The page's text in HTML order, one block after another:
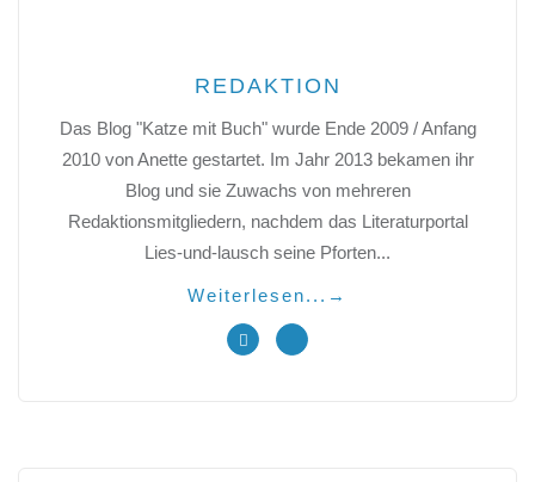
REDAKTION
Das Blog "Katze mit Buch" wurde Ende 2009 / Anfang
2010 von Anette gestartet. Im Jahr 2013 bekamen ihr
Blog und sie Zuwachs von mehreren
Redaktionsmitgliedern, nachdem das Literaturportal
Lies-und-lausch seine Pforten...
Weiterlesen... →